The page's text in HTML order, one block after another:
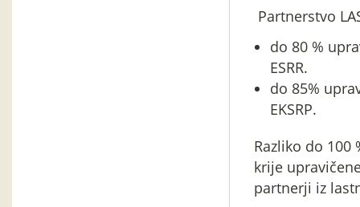
Partnerstvo
do 80 %
ESRR.
do 85%
EKSRP.
Razliko do
krije
partnerji iz